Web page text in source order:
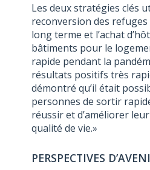
Les deux stratégies clés
reconversion des
long terme et l’achat
bâtiments pour le
rapide pendant la
résultats positifs très
démontré qu’il était
personnes de sortir
réussir et d’améliorer
qualité de vie.»
PERSPECTIVES